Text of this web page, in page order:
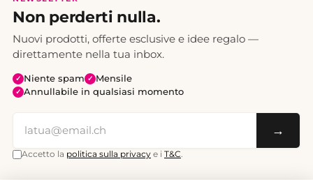
Non perderti nulla.
Nuovi prodotti, offerte esclusive e idee regalo —
direttamente nella tua inbox.
✓ Niente spam ✓ Mensile
✓ Annullabile in qualsiasi momento
→
Accetto la politica sulla privacy e i T&C.